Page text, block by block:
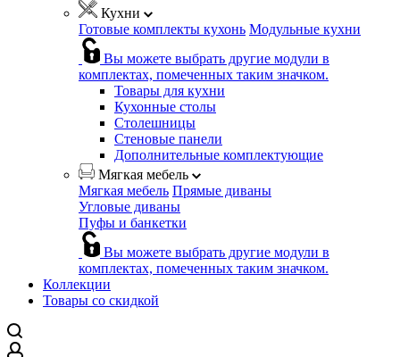
Кухни
Готовые комплекты кухонь Модульные кухни
Вы можете выбрать другие модули в
комплектах, помеченных таким значком.
Товары для кухни
Кухонные столы
Столешницы
Стеновые панели
Дополнительные комплектующие
Мягкая мебель
Мягкая мебель Прямые диваны
Угловые диваны
Пуфы и банкетки
Вы можете выбрать другие модули в
комплектах, помеченных таким значком.
Коллекции
Товары со скидкой